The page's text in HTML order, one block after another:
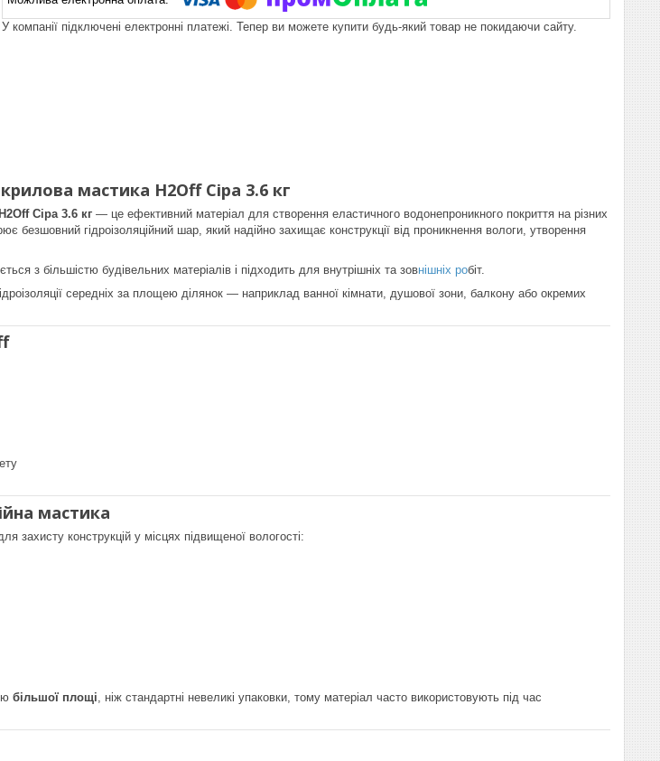
У компанії підключені електронні платежі. Тепер ви можете купити будь-який товар не покидаючи сайту.
мастика H2Off Сіра 3.6 кг
H2Off Сіра 3.6 кг — це ефективний матеріал для створення еластичного водонепроникного покриття на різних
безшовний гідроізоляційний шар, який надійно захищає конструкції від проникнення вологи, утворення
з більшістю будівельних матеріалів і підходить для внутрішніх та зовнішніх робіт.
середніх за площею ділянок — наприклад ванної кімнати, душової зони, балкону або окремих
мастика
захисту конструкцій у місцях підвищеної вологості:
більшої площі , ніж стандартні невеликі упаковки, тому матеріал часто використовують під час